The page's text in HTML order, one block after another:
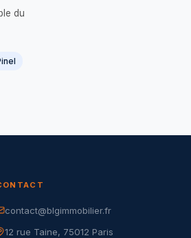
du
contact@blgimmobilier.fr
12 rue Taine, 75012 Paris